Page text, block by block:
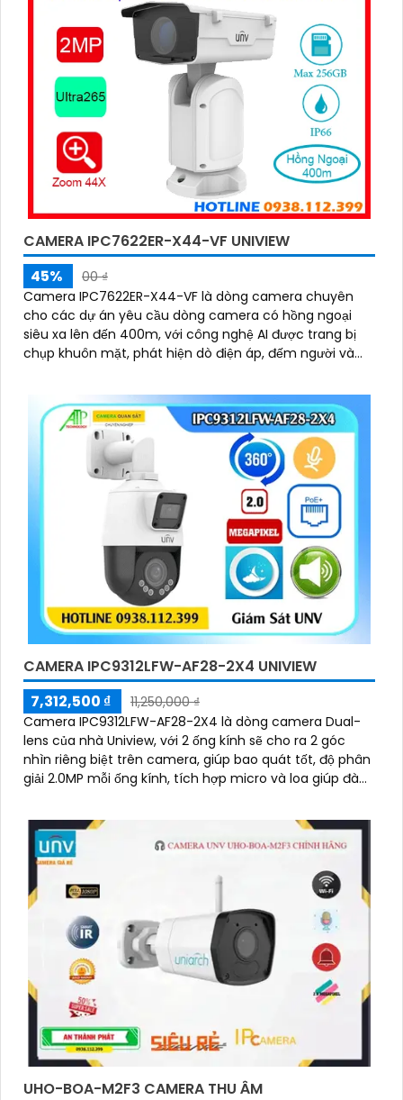
CAMERA IPC7622ER-X44-VF UNIVIEW
45%
00 ₫
Camera IPC7622ER-X44-VF là dòng camera chuyên
cho các dự án yêu cầu dòng camera có hồng ngoại
siêu xa lên đến 400m, với công nghệ AI được trang bị
chụp khuôn mặt, phát hiện dò điện áp, đếm người và
CAMERA IPC9312LFW-AF28-2X4 UNIVIEW
7,312,500 ₫
11,250,000 ₫
Camera IPC9312LFW-AF28-2X4 là dòng camera Dual-
lens của nhà Uniview, với 2 ống kính sẽ cho ra 2 góc
nhìn riêng biệt trên camera, giúp bao quát tốt, độ phân
giải 2.0MP mỗi ống kính, tích hợp micro và loa giúp đàm
Led
UHO-BOA-M2F3 CAMERA THU ÂM